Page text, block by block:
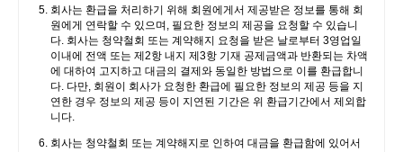
회사는 환급을 처리하기 위해 회원에게서 제공받은 정보를 통해 회
원에게 연락할 수 있으며, 필요한 정보의 제공을 요청할 수 있습니
다. 회사는 청약철회 또는 계약해지 요청을 받은 날로부터 3영업일
이내에 전액 또는 제2항 내지 제3항 기재 공제금액과 반환되는 차액
에 대하여 고지하고 대금의 결제와 동일한 방법으로 이를 환급합니
다. 다만, 회원이 회사가 요청한 환급에 필요한 정보의 제공 등을 지
연한 경우 정보의 제공 등이 지연된 기간은 위 환급기간에서 제외합
니다.
회사는 청약철회 또는 계약해지로 인하여 대금을 환급함에 있어서